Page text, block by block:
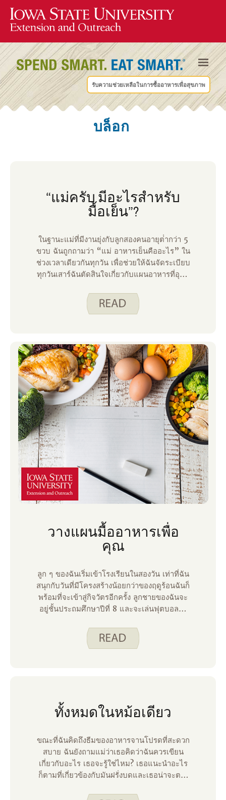
รับความช่วยเหลือในการซื้ออาหารเพื่อสุขภาพ
บล็อก
“แม่ครับ มีอะไรสําหรับ
มื้อเย็น”?
ในฐานะแม่ที่มีงานยุ่งกับลูกสองคนอายุต่ํากว่า 5
ขวบ ฉันถูกถามว่า “แม่ อาหารเย็นคืออะไร” ใน
ช่วงเวลาเดียวกันทุกวัน เพื่อช่วยให้ฉันจัดระเบียบ
ทุกวันเสาร์ฉันตัดสินใจเกี่ยวกับแผนอาหารที่อุทิศ
เคร่งครัด เมื่อดูแต่ละวันเป็นรายบุคคลฉันมีความ
คิดที่ดีขึ้นว่าฉันจะต้องใช้เวลาเท่าไหร่ในการเตรี
อาจทําให้การเตรียมอาหารที่มีเวลามากทําได้
ยากขึ้น
วางแผนมื้ออาหารเพื่อ
คุณ
ลูก ๆ ของฉันเริ่มเข้าโรงเรียนในสองวัน เท่าที่ฉัน
สนุกกับวันที่มีโครงสร้างน้อยกว่าของฤดูร้อนฉันก็
พร้อมที่จะเข้าสู่กิจวัตรอีกครั้ง ลูกชายของฉันจะ
อยู่ชั้นประถมศึกษาปีที่ 8 และจะเล่นฟุตบอลดัง
ตอนเย็นเขาจะหิว! ดังนั้นฉันต้องการให้แน่ใจว่า
มีแผนสําหรับสิ่งที่เราจะมีสําหรับมื้อเย็น ฉัน
ปฏิทินการวางแผนมื้ออาหาร ที่คิดแทนคุณ! แผน
อาหารตลอดทั้งสัปดาห์ประกอบด้วยอาหาร 3 มื้อ
กัน หากคุณกินมังสวิรัติหรือสนใจสูตรอาหารจาก
พืชมากขึ้นมีปฏิทินอาหารมังสวิรัติและของว่าง
ทั้งหมด
ทั้งหมดในหม้อเดียว
ขณะที่ฉันคิดถึงธีมของอาหารจานโปรดที่สะดวก
สบาย ฉันยังถามแม่ว่าเธอคิดว่าฉันควรเขียน
เกี่ยวกับอะไร เธอจะรู้ใช่ไหม? เธอแนะนําอะไร
ก็ตามที่เกี่ยวข้องกับมันฝรั่งบดและเธอน่าจะตรง